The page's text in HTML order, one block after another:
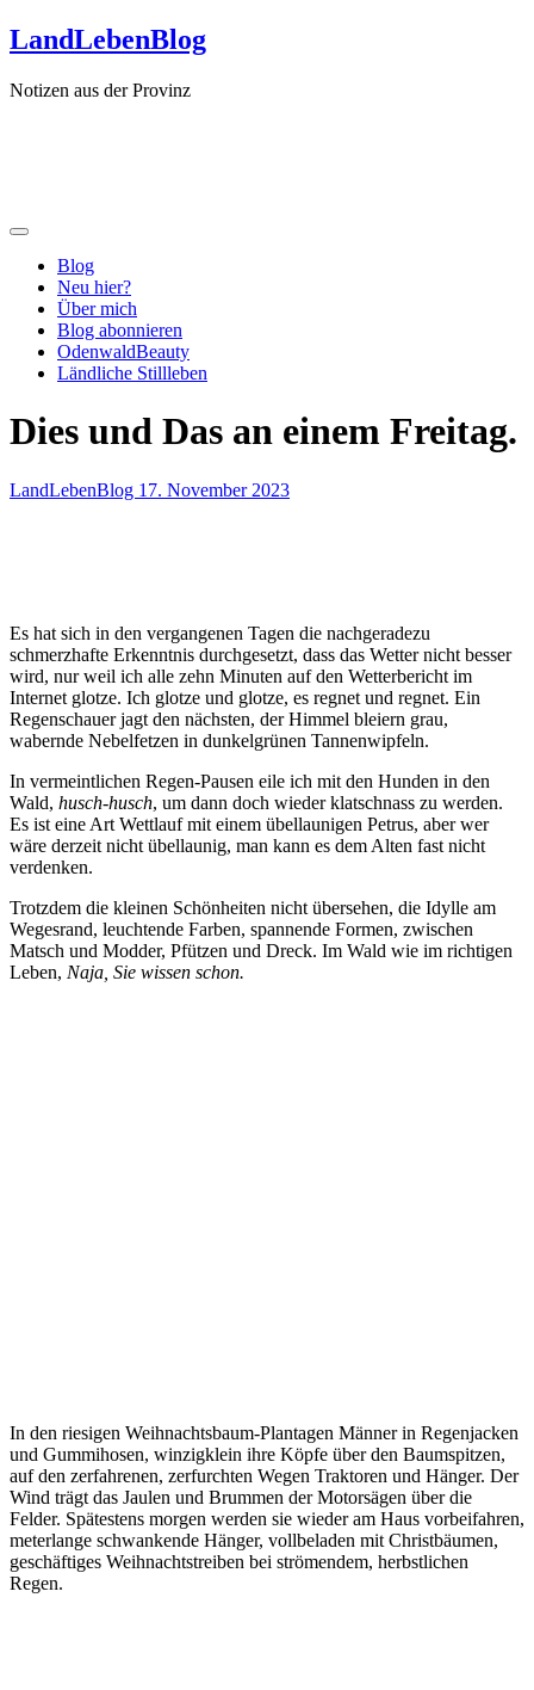
Zum
Inhalt
LandLebenBlog
Notizen aus der Provinz
Blog
Neu hier?
Über mich
Blog abonnieren
OdenwaldBeauty
Ländliche Stillleben
Dies und Das an einem Freitag.
LandLebenBlog 17. November 2023
Es hat sich in den vergangenen Tagen die nachgeradezu
schmerzhafte Erkenntnis durchgesetzt, dass das Wetter nicht besser
wird, nur weil ich alle zehn Minuten auf den Wetterbericht im
Internet glotze. Ich glotze und glotze, es regnet und regnet. Ein
Regenschauer jagt den nächsten, der Himmel bleiern grau,
wabernde Nebelfetzen in dunkelgrünen Tannenwipfeln.
In vermeintlichen Regen-Pausen eile ich mit den Hunden in den
Wald, husch-husch, um dann doch wieder klatschnass zu werden.
Es ist eine Art Wettlauf mit einem übellaunigen Petrus, aber wer
wäre derzeit nicht übellaunig, man kann es dem Alten fast nicht
verdenken.
Trotzdem die kleinen Schönheiten nicht übersehen, die Idylle am
Wegesrand, leuchtende Farben, spannende Formen, zwischen
Matsch und Modder, Pfützen und Dreck. Im Wald wie im richtigen
Leben, Naja, Sie wissen schon.
In den riesigen Weihnachtsbaum-Plantagen Männer in Regenjacken
und Gummihosen, winzigklein ihre Köpfe über den Baumspitzen,
auf den zerfahrenen, zerfurchten Wegen Traktoren und Hänger. Der
Wind trägt das Jaulen und Brummen der Motorsägen über die
Felder. Spätestens morgen werden sie wieder am Haus vorbeifahren,
meterlange schwankende Hänger, vollbeladen mit Christbäumen,
geschäftiges Weihnachtstreiben bei strömendem, herbstlichen
Regen.